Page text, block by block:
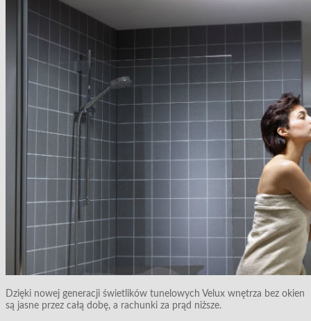
Dzięki nowej generacji świetlików tunelowych Velux wnętrza bez okien
są jasne przez całą dobę, a rachunki za prąd niższe.